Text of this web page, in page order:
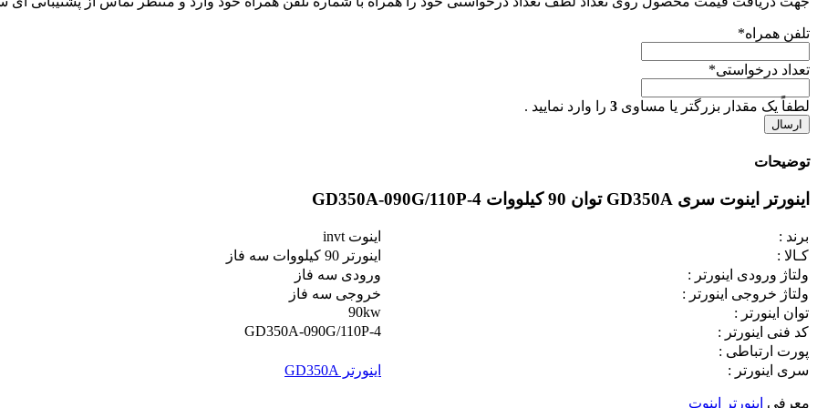
تلفن همراه*
تعداد درخواستی*
لطفاً یک مقدار بزرگتر یا مساوی 3 را وارد نمایید .
توضیحات
اینورتر اینوت سری GD350A توان 90 کیلووات GD350A-090G/110P-4
برند :
اینوت invt
کـالا :
اينورتر 90 کیلووات سه فاز
ولتاژ ورودی اینورتر :
ورودی سه فاز
ولتاژ خروجی اینورتر :
خروجی سه فاز
توان اینورتر :
90kw
کد فنی اینورتر :
GD350A-090G/110P-4
پورت ارتباطی :
سری اینورتر :
اينورتر GD350A
معرفی اینورتر اینوت